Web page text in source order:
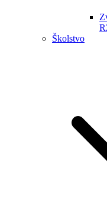
Školstvo